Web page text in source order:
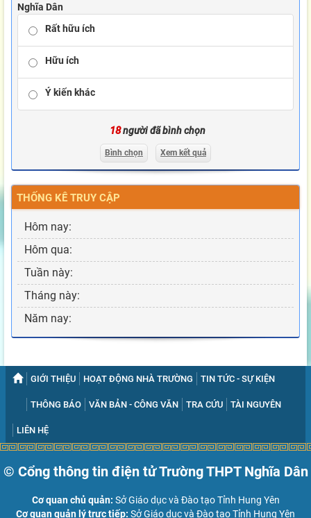
Nghĩa Dân
Rất hữu ích
Hữu ích
Ý kiến khác
18người đã bình chọn
Bình chọn Xem kết quả
THỐNG KÊ TRUY CẬP
Hôm nay:
Hôm qua:
Tuần này:
Tháng này:
Năm nay:
GIỚI THIỆU HOẠT ĐỘNG NHÀ TRƯỜNG TIN TỨC - SỰ KIỆN
THÔNG BÁO VĂN BẢN - CÔNG VĂN TRA CỨU TÀI NGUYÊN
LIÊN HỆ
© Cổng thông tin điện tử Trường THPT Nghĩa Dân
Cơ quan chủ quản: Sở Giáo dục và Đào tạo Tỉnh Hung Yên
Cơ quan quản lý trực tiếp: Sở Giáo dục và Đào tạo Tỉnh Hung Yên